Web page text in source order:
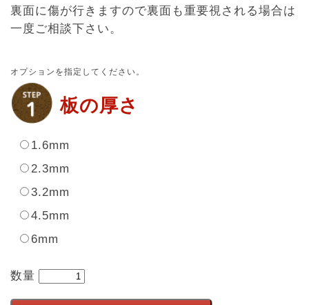
裏面に傷が行きますので裏面も重要視される場合は
一度ご相談下さい。
オプションを指定してください。
板の厚さ
1.6mm
2.3mm
3.2mm
4.5mm
6mm
数量